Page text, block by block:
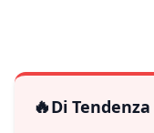
🔥Di Tendenza